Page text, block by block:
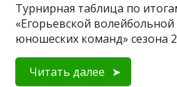
Турнирная таблица по
«Егорьевской волейбольной
юношеских команд» сезона
Читать далее